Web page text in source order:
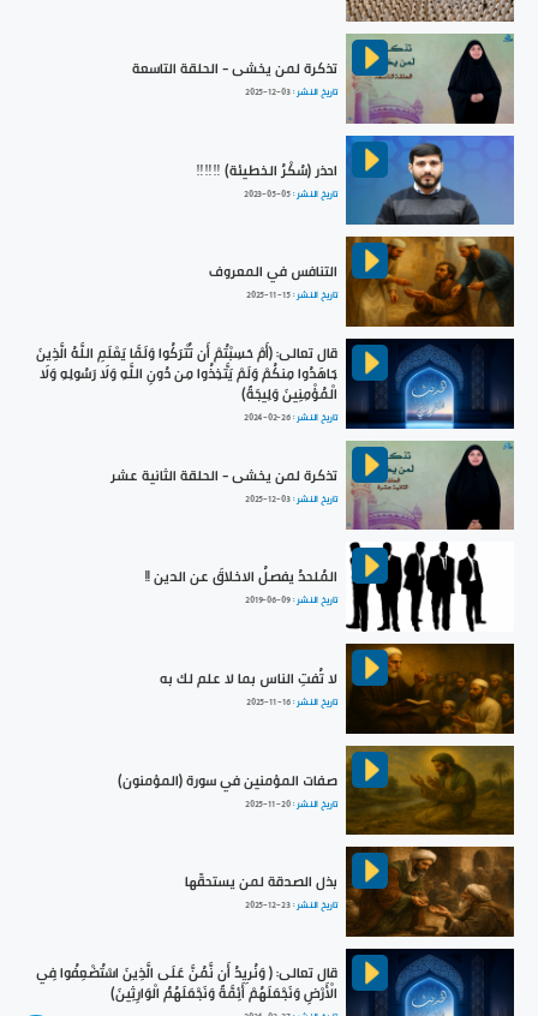
تذكرة لمن يخشى - الحلقة التاسعة
تاريخ النشر :2025-12-03
احذر (سُكْرُ الخطيئة) ‼️‼️‼️
تاريخ النشر :2023-05-05
التنافس في المعروف
تاريخ النشر :2025-11-15
قال تعالى: ﴿أَمْ حَسِبْتُمْ أَن تُتْرَكُوا وَلَمَّا يَعْلَمِ اللَّهُ الَّذِينَ
جَاهَدُوا مِنكُمْ وَلَمْ يَتَّخِذُوا مِن دُونِ اللَّهِ وَلَا رَسُولِهِ وَلَا
الْمُؤْمِنِينَ وَلِيجَةً﴾
تاريخ النشر :2024-02-26
تذكرة لمن يخشى - الحلقة الثانية عشر
تاريخ النشر :2025-12-03
المُلحدُ يفصلُ الاخلاقَ عن الدين !!
تاريخ النشر :2019-06-09
لا تُفتِ الناس بما لا علم لك به
تاريخ النشر :2025-11-16
صفات المؤمنين في سورة (المؤمنون)
تاريخ النشر :2025-11-20
بذل الصدقة لمن يستحقّها
تاريخ النشر :2025-12-23
قال تعالى: ﴿ وَنُرِيدُ أَن نَّمُنَّ عَلَى الَّذِينَ اسْتُضْعِفُوا فِي
الْأَرْضِ وَنَجْعَلَهُمْ أَئِمَّةً وَنَجْعَلَهُمُ الْوَارِثِينَ﴾